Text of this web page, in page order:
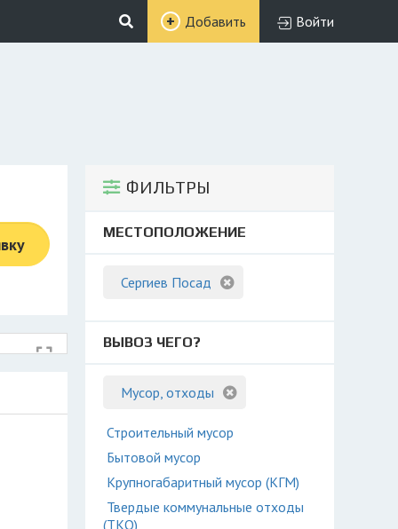
Добавить Войти
ФИЛЬТРЫ
МЕСТОПОЛОЖЕНИЕ
Сергиев Посад
ВЫВОЗ ЧЕГО?
Мусор, отходы
Строительный мусор
Бытовой мусор
Крупногабаритный мусор (КГМ)
Твердые коммунальные отходы
(ТКО)